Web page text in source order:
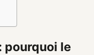
pourquoi le